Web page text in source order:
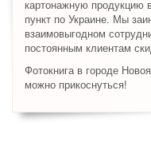
картонажную продукцию
пункт по Украине. Мы
взаимовыгодном
постоянным клиентам
Фотокнига в городе
можно прикоснуться!